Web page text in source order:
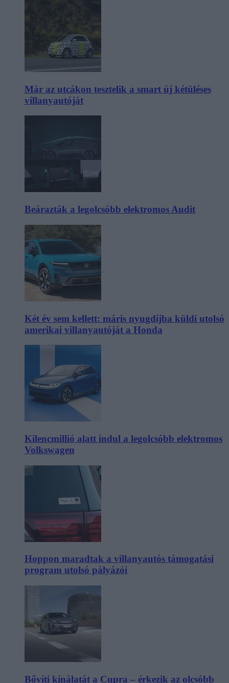
Már az utcákon tesztelik a smart új kétüléses
villanyautóját
Beárazták a legolcsóbb elektromos Audit
Két év sem kellett: máris nyugdíjba küldi utolsó
amerikai villanyautóját a Honda
Kilencmillió alatt indul a legolcsóbb elektromos
Volkswagen
Hoppon maradtak a villanyautós támogatási
program utolsó pályázói
Bővíti kínálatát a Cupra – érkezik az olcsóbb